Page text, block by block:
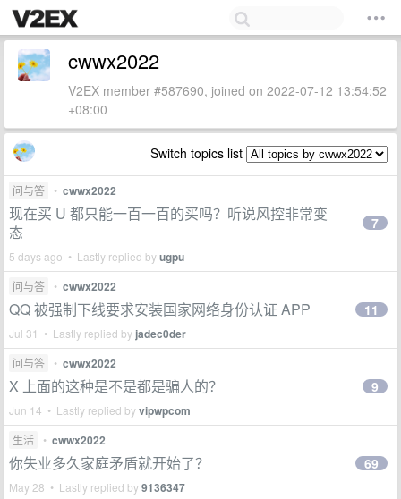
cwwx2022
V2EX member #587690, joined on 2022-07-12 13:54:52
+08:00
Switch topics list
问与答 • cwwx2022
现在买 U 都只能一百一百的买吗？听说风控非常变
态
5 days ago • Lastly replied byugpu
7
问与答 • cwwx2022
QQ 被强制下线要求安装国家网络身份认证 APP
Jul 31 • Lastly replied by jadec0der
11
问与答 • cwwx2022
X 上面的这种是不是都是骗人的？
Jun 14 • Lastly replied byvipwpcom
9
生活 • cwwx2022
你失业多久家庭矛盾就开始了？
May 28 • Lastly replied by9136347
69